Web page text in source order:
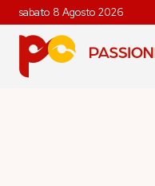
sabato 8 Agosto 2026